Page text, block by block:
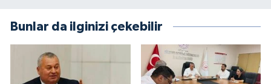
Bunlar da ilginizi çekebilir